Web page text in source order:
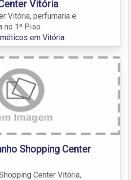
Vitória
Vitória, perfumaria e
no 1º Piso.
em Vitória
Shopping Center
Center Vitória,